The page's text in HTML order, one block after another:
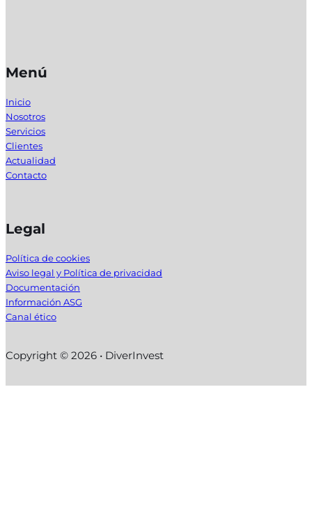
Menú
Inicio
Nosotros
Servicios
Clientes
Actualidad
Contacto
Legal
Política de cookies
Aviso legal y Política de privacidad
Documentación
Información ASG
Canal ético
Copyright © 2026 • DiverInvest